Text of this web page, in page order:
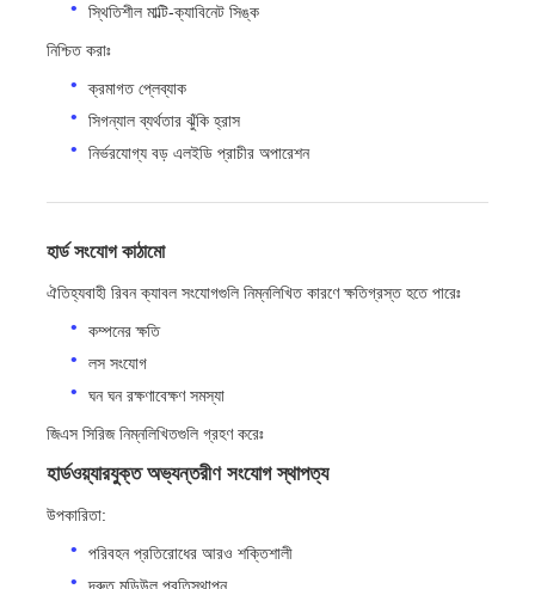
স্থিতিশীল মাল্টি-ক্যাবিনেট সিঙ্ক
নিশ্চিত করাঃ
ক্রমাগত প্লেব্যাক
সিগন্যাল ব্যর্থতার ঝুঁকি হ্রাস
নির্ভরযোগ্য বড় এলইডি প্রাচীর অপারেশন
হার্ড সংযোগ কাঠামো
ঐতিহ্যবাহী রিবন ক্যাবল সংযোগগুলি নিম্নলিখিত কারণে ক্ষতিগ্রস্ত হতে পারেঃ
কম্পনের ক্ষতি
লস সংযোগ
ঘন ঘন রক্ষণাবেক্ষণ সমস্যা
জিএস সিরিজ নিম্নলিখিতগুলি গ্রহণ করেঃ
হার্ডওয়্যারযুক্ত অভ্যন্তরীণ সংযোগ স্থাপত্য
উপকারিতা:
পরিবহন প্রতিরোধের আরও শক্তিশালী
দ্রুত মডিউল প্রতিস্থাপন